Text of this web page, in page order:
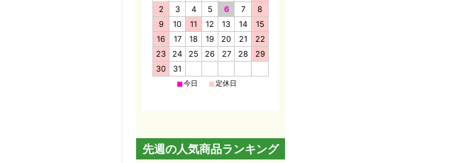
2
3 4 5 6 7
8
9
10 11 12 13 14
15
16
17 18 19 20 21
22
23
24 25 26 27 28
29
30
31
■今日 ■定休日
先週の人気商品ランキング